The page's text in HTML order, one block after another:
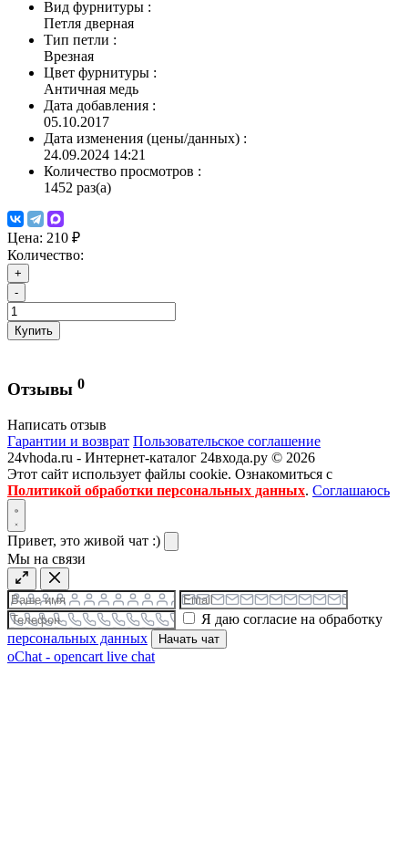
Вид фурнитуры :
Петля дверная
Тип петли :
Врезная
Цвет фурнитуры :
Античная медь
Дата добавления :
05.10.2017
Дата изменения (цены/данных) :
24.09.2024 14:21
Количество просмотров :
1452 раз(а)
Цена: 210 ₽
Количество:
+
-
Купить
Отзывы 0
Написать отзыв
Гарантии и возврат Пользовательское соглашение
24vhoda.ru - Интернет-каталог 24входа.ру © 2026
Этот сайт использует файлы cookie. Ознакомиться с
Политикой обработки персональных данных. Соглашаюсь
Привет, это живой чат :)
Мы на связи
Я даю согласие на обработку
персональных данных
Начать чат
oChat - opencart live chat